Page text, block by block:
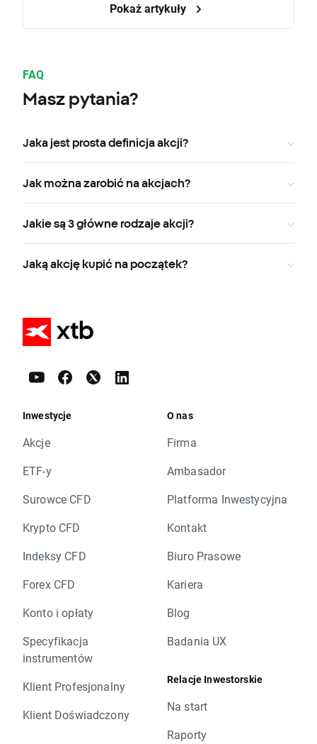
Pokaż artykuły
FAQ
Masz pytania?
Jaka jest prosta definicja akcji?
Jak można zarobić na akcjach?
Jakie są 3 główne rodzaje akcji?
Jaką akcję kupić na początek?
Inwestycje
Akcje
ETF-y
Surowce CFD
Krypto CFD
Indeksy CFD
Forex CFD
Konto i opłaty
Specyfikacja
instrumentów
Klient Profesjonalny
Klient Doświadczony
O nas
Firma
Ambasador
Platforma Inwestycyjna
Kontakt
Biuro Prasowe
Kariera
Blog
Badania UX
Relacje Inwestorskie
Na start
Raporty